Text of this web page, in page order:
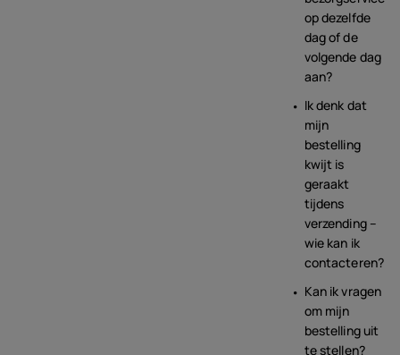
op dezelfde
dag of de
volgende dag
aan?
Ik denk dat
mijn
bestelling
kwijt is
geraakt
tijdens
verzending –
wie kan ik
contacteren?
Kan ik vragen
om mijn
bestelling uit
te stellen?